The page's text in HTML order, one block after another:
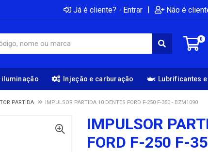
Já é cliente? - Entrar | Não é
0
iluminação Injeção e carburação Lubrificantes
PARTIDA IMPULSOR PARTIDA 10 DENTES FORD F-250 F-350 - BZM1090
IMPULSOR
FORD F-250 F-